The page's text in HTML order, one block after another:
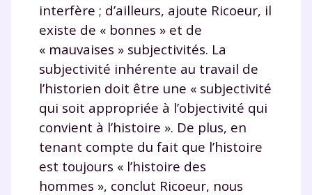
interfère ; d’ailleurs, ajoute Ricoeur, il
existe de « bonnes » et de
« mauvaises » subjectivités. La
subjectivité inhérente au travail de
l’historien doit être une « subjectivité
qui soit appropriée à l’objectivité qui
convient à l’histoire ». De plus, en
tenant compte du fait que l’histoire
est toujours « l’histoire des
hommes », conclut Ricoeur, nous